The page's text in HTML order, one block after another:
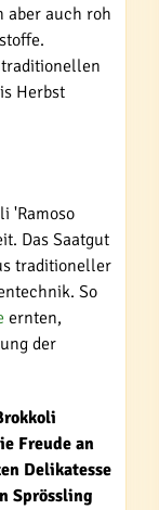
aber auch roh
Herbst
'Ramoso
Das Saatgut
traditioneller
So
ernten,
der
Freude an
Delikatesse
Sprössling